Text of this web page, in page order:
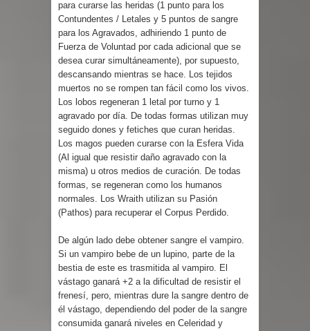
para curarse las heridas (1 punto para los
Contundentes / Letales y 5 puntos de sangre
para los Agravados, adhiriendo 1 punto de
Fuerza de Voluntad por cada adicional que se
desea curar simultáneamente), por supuesto,
descansando mientras se hace. Los tejidos
muertos no se rompen tan fácil como los vivos.
Los lobos regeneran 1 letal por turno y 1
agravado por día. De todas formas utilizan muy
seguido dones y fetiches que curan heridas.
Los magos pueden curarse con la Esfera Vida
(Al igual que resistir daño agravado con la
misma) u otros medios de curación. De todas
formas, se regeneran como los humanos
normales. Los Wraith utilizan su Pasión
(Pathos) para recuperar el Corpus Perdido.
De algún lado debe obtener sangre el vampiro.
Si un vampiro bebe de un lupino, parte de la
bestia de este es trasmitida al vampiro. El
vástago ganará +2 a la dificultad de resistir el
frenesí, pero, mientras dure la sangre dentro de
él vástago, dependiendo del poder de la sangre
consumida ganará niveles en Celeridad y